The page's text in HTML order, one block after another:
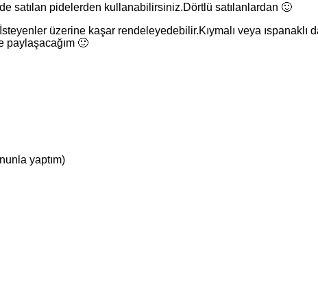
satılan pidelerden kullanabilirsiniz.Dörtlü satılanlardan 🙂
üzerine kaşar rendeleyedebilir.Kıymalı veya ıspanaklı
paylaşacağım 🙂
yaptım)